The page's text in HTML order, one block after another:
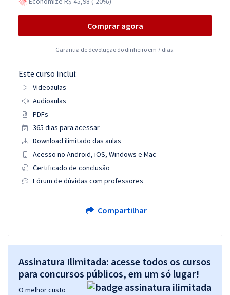
Comprar agora
Garantia de devolução do dinheiro em 7 dias.
Este curso inclui:
Videoaulas
Audioaulas
PDFs
365 dias para acessar
Download ilimitado das aulas
Acesso no Android, iOS, Windows e Mac
Certificado de conclusão
Fórum de dúvidas com professores
Compartilhar
Assinatura Ilimitada: acesse todos os cursos
para concursos públicos, em um só lugar!
O melhor custo